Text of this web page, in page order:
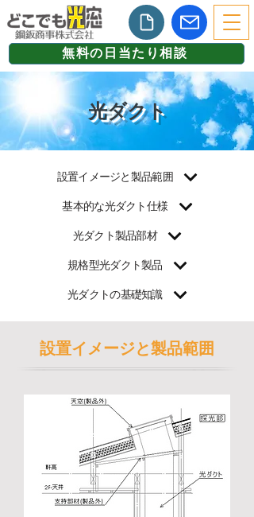
無料の日当たり相談
光ダクト
設置イメージと製品範囲
基本的な光ダクト仕様
光ダクト製品部材
規格型光ダクト製品
光ダクトの基礎知識
設置イメージと製品範囲